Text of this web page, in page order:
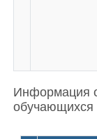
Информация
обучающихся